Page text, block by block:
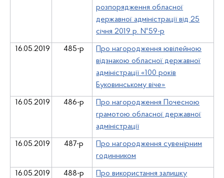
розпорядження обласної
державної адміністрації від 25
січня 2019 р. №59-р
16.05.2019 485-р
Про нагородження ювілейною
відзнакою обласної державної
адміністрації «100 років
Буковинському віче»
16.05.2019 486-р
Про нагородження Почесною
грамотою обласної державної
адміністрації
16.05.2019 487-р
Про нагородження сувенірним
годинником
16.05.2019 488-р
Про використання залишку